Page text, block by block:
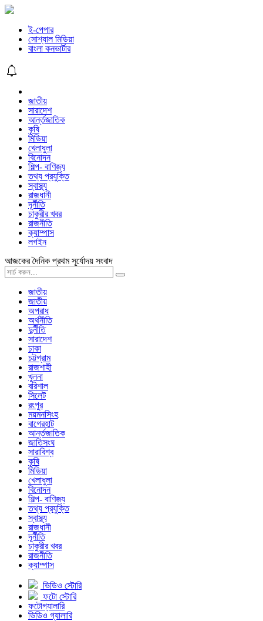
ই-পেপার
সোশ্যাল মিডিয়া
বাংলা কনভার্টার
জাতীয়
সারাদেশ
আর্ন্তজাতিক
কৃষি
মিডিয়া
খেলাধুলা
বিনোদন
শিল্প- বাণিজ্য
তথ্য প্রযুক্তি
স্বাস্থ্য
রাজধানী
দূর্নীতি
চাকুরীর খবর
রাজনীতি
ক্যাম্পাস
লগইন
আজকের দৈনিক প্রথম সূর্যোদয় সংবাদ
জাতীয়
জাতীয়
অপরাধ
অর্থনীতি
দুর্নীতি
সারাদেশ
ঢাকা
চট্টগ্রাম
রাজশাহী
খুলনা
বরিশাল
সিলেট
রংপুর
ময়মনসিংহ
বাগেরহাট
আর্ন্তজাতিক
জাতিসংঘ
সারাবিশ্ব
কৃষি
মিডিয়া
খেলাধুলা
বিনোদন
শিল্প- বাণিজ্য
তথ্য প্রযুক্তি
স্বাস্থ্য
রাজধানী
দূর্নীতি
চাকুরীর খবর
রাজনীতি
ক্যাম্পাস
ভিডিও স্টোরি
ফটো স্টোরি
ফটোগ্যালারি
ভিডিও গ্যালারি